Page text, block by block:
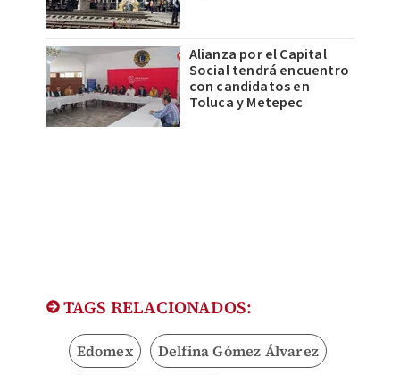
Alianza por el Capital
Social tendrá encuentro
con candidatos en
Toluca y Metepec
TAGS RELACIONADOS:
Edomex Delfina Gómez Álvarez